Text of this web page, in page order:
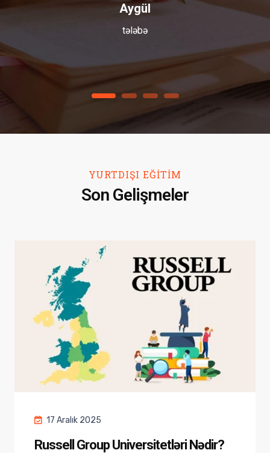
Aygül
tələbə
1 2 3 4
YURTDIŞI EĞİTİM
Son Gelişmeler
17 Aralık 2025
Russell Group Universitetləri Nədir?